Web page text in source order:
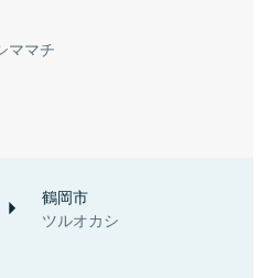
ママチ
鶴岡市
ツルオカシ